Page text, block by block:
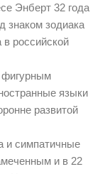
Энберт 32 года
знаком зодиака
в российской
фигурным
языки
развитой
и симпатичные
и в 22